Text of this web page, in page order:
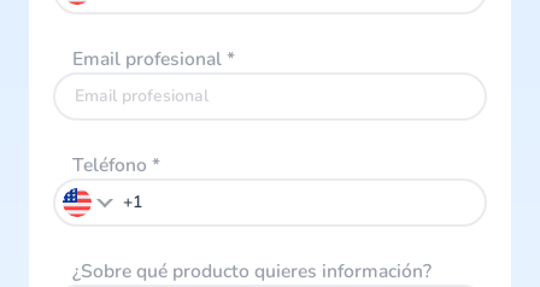
Email profesional*
Teléfono *
¿Sobre qué producto quieres información?